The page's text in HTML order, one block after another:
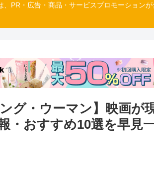
、PR・広告・商品・サービスプロモーショ
グ・ウーマン】映画が
・おすすめ10選を早見